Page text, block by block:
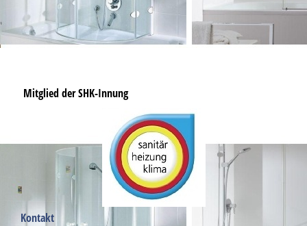
Mitglied der SHK-Innung
Kontakt